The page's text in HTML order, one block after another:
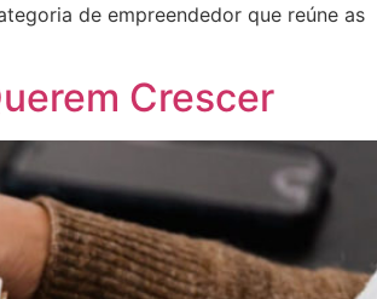
de empreendedor que reúne as
Crescer